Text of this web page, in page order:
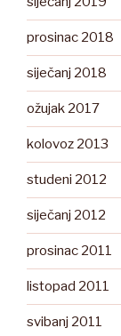
prosinac 2018
siječanj 2018
ožujak 2017
kolovoz 2013
studeni 2012
siječanj 2012
prosinac 2011
listopad 2011
svibanj 2011